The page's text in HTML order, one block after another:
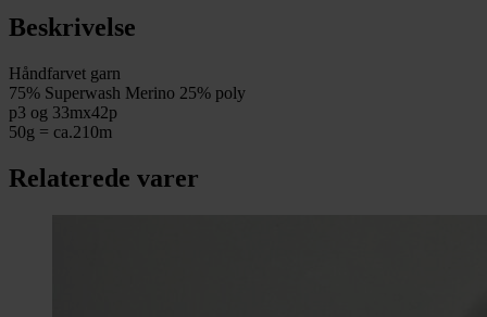
grøn/banan
antal
Beskrivelse
Håndfarvet garn
75% Superwash Merino 25% poly
p3 og 33mx42p
50g = ca.210m
Relaterede varer